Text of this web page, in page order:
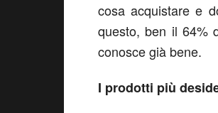
cosa acquistare e
questo, ben il 64%
conosce già bene.
I prodotti più